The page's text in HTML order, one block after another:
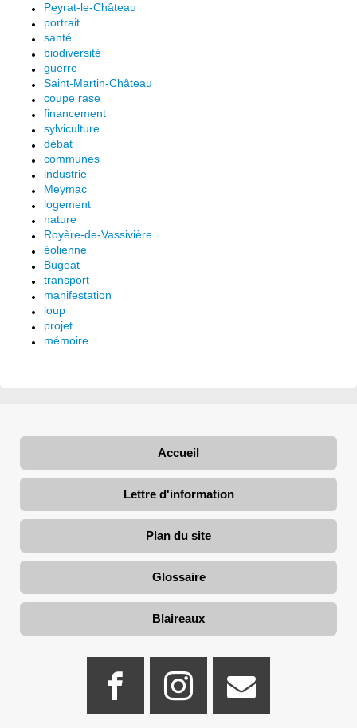
Peyrat-le-Château
portrait
santé
biodiversité
guerre
Saint-Martin-Château
coupe rase
financement
sylviculture
débat
communes
industrie
Meymac
logement
nature
Royère-de-Vassivière
éolienne
Bugeat
transport
manifestation
loup
projet
mémoire
Accueil
Lettre d'information
Plan du site
Glossaire
Blaireaux